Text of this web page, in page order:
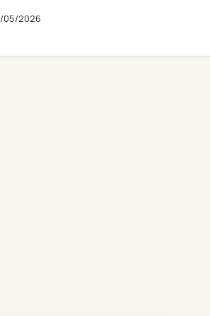
05/2026